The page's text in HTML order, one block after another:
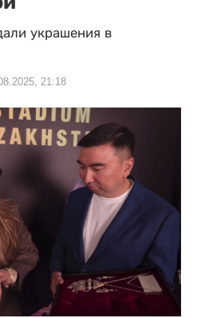
украшения в
21:18